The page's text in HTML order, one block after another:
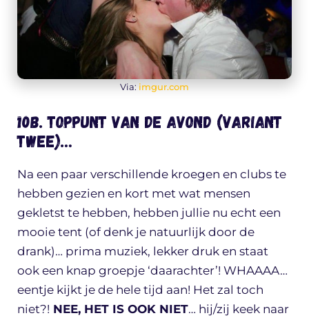
Via: imgur.com
10b. Toppunt van de avond (variant
TWEE)…
Na een paar verschillende kroegen en clubs te
hebben gezien en kort met wat mensen
gekletst te hebben, hebben jullie nu echt een
mooie tent (of denk je natuurlijk door de
drank)… prima muziek, lekker druk en staat
ook een knap groepje ‘daarachter’! WHAAAA…
eentje kijkt je de hele tijd aan! Het zal toch
niet?! NEE, HET IS OOK NIET… hij/zij keek naar